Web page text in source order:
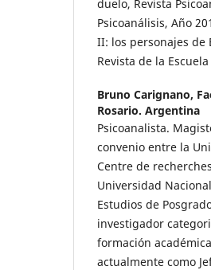
duelo, Revista
Psicoanálisis, Año
II: los personajes de
Revista de la
Bruno Carignano,
Rosario. Argentina
Psicoanalista.
convenio entre la
Centre de
Universidad
Estudios de
investigador
formación
actualmente como